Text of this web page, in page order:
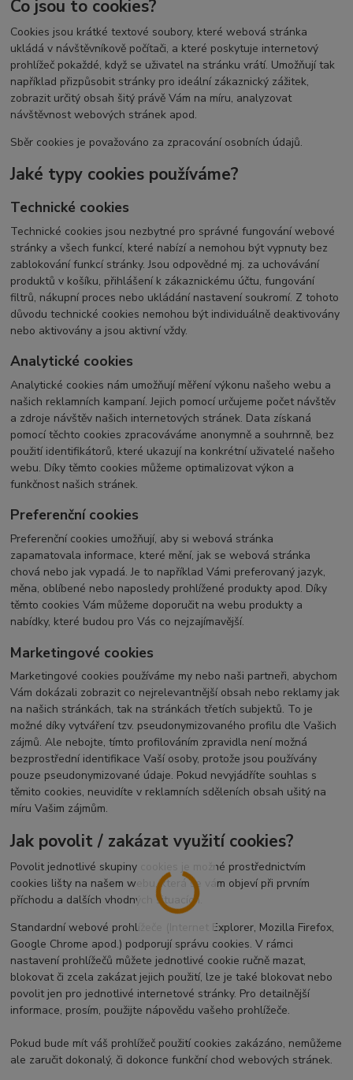
Co jsou to cookies?
Cookies jsou krátké textové soubory, které webová stránka
ukládá v návštěvníkově počítači, a které poskytuje internetový
prohlížeč pokaždé, když se uživatel na stránku vrátí. Umožňují tak
například přizpůsobit stránky pro ideální zákaznický zážitek,
zobrazit určitý obsah šitý právě Vám na míru, analyzovat
návštěvnost webových stránek apod.
Sběr cookies je považováno za zpracování osobních údajů.
Jaké typy cookies používáme?
Technické cookies
Technické cookies jsou nezbytné pro správné fungování webové
stránky a všech funkcí, které nabízí a nemohou být vypnuty bez
zablokování funkcí stránky. Jsou odpovědné mj. za uchovávání
produktů v košíku, přihlášení k zákaznickému účtu, fungování
filtrů, nákupní proces nebo ukládání nastavení soukromí. Z tohoto
důvodu technické cookies nemohou být individuálně deaktivovány
nebo aktivovány a jsou aktivní vždy.
Analytické cookies
Analytické cookies nám umožňují měření výkonu našeho webu a
našich reklamních kampaní. Jejich pomocí určujeme počet návštěv
a zdroje návštěv našich internetových stránek. Data získaná
pomocí těchto cookies zpracováváme anonymně a souhrnně, bez
použití identifikátorů, které ukazují na konkrétní uživatelé našeho
webu. Díky těmto cookies můžeme optimalizovat výkon a
funkčnost našich stránek.
Preferenční cookies
Preferenční cookies umožňují, aby si webová stránka
zapamatovala informace, které mění, jak se webová stránka
chová nebo jak vypadá. Je to například Vámi preferovaný jazyk,
měna, oblíbené nebo naposledy prohlížené produkty apod. Díky
těmto cookies Vám můžeme doporučit na webu produkty a
nabídky, které budou pro Vás co nejzajímavější.
Marketingové cookies
Marketingové cookies používáme my nebo naši partneři, abychom
Vám dokázali zobrazit co nejrelevantnější obsah nebo reklamy jak
na našich stránkách, tak na stránkách třetích subjektů. To je
možné díky vytváření tzv. pseudonymizovaného profilu dle Vašich
zájmů. Ale nebojte, tímto profilováním zpravidla není možná
bezprostřední identifikace Vaší osoby, protože jsou používány
pouze pseudonymizované údaje. Pokud nevyjádříte souhlas s
těmito cookies, neuvidíte v reklamních sděleních obsah ušitý na
míru Vašim zájmům.
Jak povolit / zakázat využití cookies?
Povolit jednotlivé skupiny cookies je možné prostřednictvím
cookies lišty na našem webu, která se vám objeví při prvním
příchodu a dalších vhodných situacích.
Standardní webové prohlížeče (Internet Explorer, Mozilla Firefox,
Google Chrome apod.) podporují správu cookies. V rámci
nastavení prohlížečů můžete jednotlivé cookie ručně mazat,
blokovat či zcela zakázat jejich použití, lze je také blokovat nebo
povolit jen pro jednotlivé internetové stránky. Pro detailnější
informace, prosím, použijte nápovědu vašeho prohlížeče.
Pokud bude mít váš prohlížeč použití cookies zakázáno, nemůžeme
ale zaručit dokonalý, či dokonce funkční chod webových stránek.